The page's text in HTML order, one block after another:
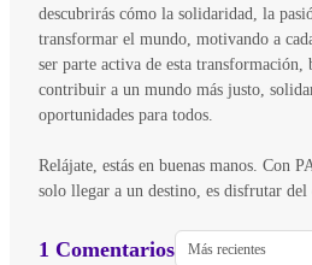
descubrirás cómo la solidaridad, la
transformar el mundo, motivando a
ser parte activa de esta transformación,
contribuir a un mundo más justo,
oportunidades para todos.
Relájate, estás en buenas manos. Con
solo llegar a un destino, es disfrutar del
1 Comentarios Más recientes